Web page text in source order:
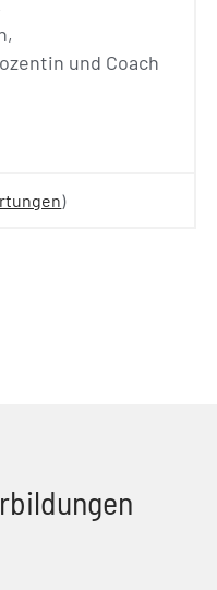
und Coach
)